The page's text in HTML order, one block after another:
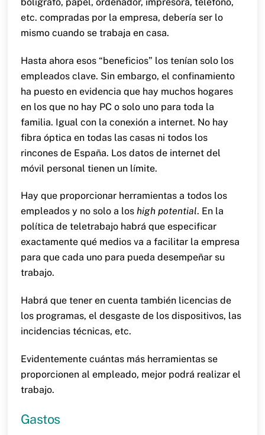
etc. compradas por la empresa, debería ser lo
mismo cuando se trabaja en casa.
Hasta ahora esos “beneficios” los tenían solo los
empleados clave. Sin embargo, el confinamiento
ha puesto en evidencia que hay muchos hogares
en los que no hay PC o solo uno para toda la
familia. Igual con la conexión a internet. No hay
fibra óptica en todas las casas ni todos los
rincones de España. Los datos de internet del
móvil personal tienen un límite.
Hay que proporcionar herramientas a todos los
empleados y no solo a los high potential. En la
política de teletrabajo habrá que especificar
exactamente qué medios va a facilitar la empresa
para que cada uno para pueda desempeñar su
trabajo.
Habrá que tener en cuenta también licencias de
los programas, el desgaste de los dispositivos, las
incidencias técnicas, etc.
Evidentemente cuántas más herramientas se
proporcionen al empleado, mejor podrá realizar el
trabajo.
Gastos